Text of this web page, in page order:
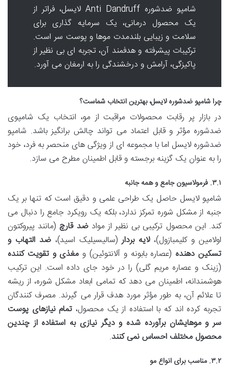
شامپو ضدشوره Anti Dandruff لایسل، فراتر از
یک محصول درمانی، یک سرمایه گذاری برای
سلامت و زیبایی بلندمدت موها و پوست سر است.
ترکیبات پیشرفته و هدفمند آن، تجربه ای بی نظیر از
پاکیزگی، آرامش و درخشندگی را به ارمغان می آورد.
چرا شامپو ضدشوره لایسل، بهترین انتخاب شماست؟
در بازار پر رقابت محصولات مراقبت از مو، انتخاب یک شامپوی
ضدشوره مؤثر و قابل اعتماد می تواند چالش برانگیز باشد. شامپو
ضدشوره لایسل اما با مجموعه ای از ویژگی های منحصر به فرد، خود
را به عنوان یک گزینه برجسته و قابل اطمینان مطرح می سازد.
۳.۱. فرمولاسیون جامع و همه جانبه
شامپو لایسل حاصل یک طراحی علمی و دقیق است که تنها بر یک
جنبه از مشکل شوره تمرکز ندارد، بلکه یک رویکرد جامع را دنبال می
کند. این محصول ترکیبی بی نظیر از موادضد قارچ (مانند پیروکتون
اولامین و کلیمبازول)،لایه بردار(سالیسیلیک اسید)،ضد التهاب و
تسکین دهنده (عصاره بابونه و آلانتوئین) و مغذی و تقویت کننده
(زینک و عصاره مریم گلی) را در خود جای داده است. این ترکیب
هوشمندانه، اطمینان می دهد که تمامی ابعاد مشکل شوره، از ریشه
تا علائم آن، به طور مؤثر مورد هدف قرار می گیرند. مصرف کنندگان
تجربه کرده اند که با استفاده از یک محصول، تمام نیازهای پوست
سر و موهایشان برآورده شده و دیگر نیازی به استفاده از چندین
محصول مختلف احساس نمی کنند.
۳.۲. مناسب برای انواع مو